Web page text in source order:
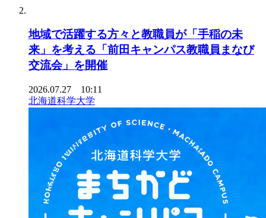
地域で活躍する方々と教職員が「手稲の未
来」を考える「前田キャンパス教職員まなび
交流会」を開催
2026.07.27 10:11
北海道科学大学